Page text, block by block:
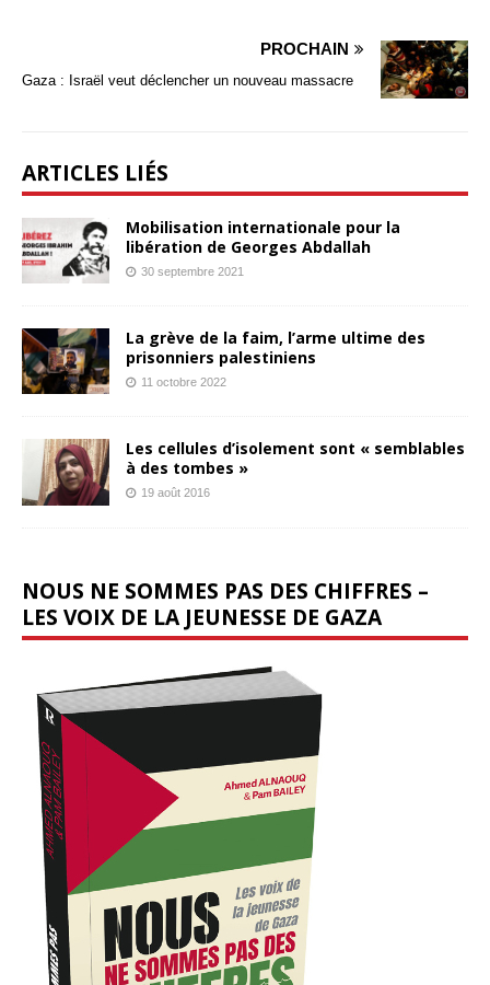
PROCHAIN
Gaza : Israël veut déclencher un nouveau massacre
ARTICLES LIÉS
Mobilisation internationale pour la
libération de Georges Abdallah
30 septembre 2021
La grève de la faim, l’arme ultime des
prisonniers palestiniens
11 octobre 2022
Les cellules d’isolement sont « semblables
à des tombes »
19 août 2016
NOUS NE SOMMES PAS DES CHIFFRES –
LES VOIX DE LA JEUNESSE DE GAZA